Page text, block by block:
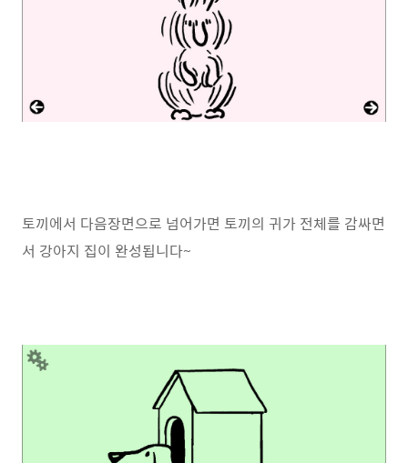
토끼에서 다음장면으로 넘어가면 토끼의 귀가 전체를 감싸면
서 강아지 집이 완성됩니다~